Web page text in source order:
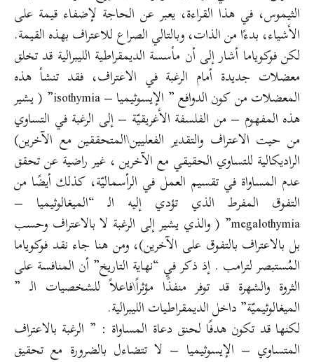
الثيموس، في هذا القراءة، يعبر عن الحاجة لإضفاء قيمة على
الأشياء، بدءًا من الذات، وبالتالي الصراع للاعتراف بهذه القيمة.
لكن فوكوياما أشار إلى أن مأسسة الديمقراطية الليبرالية قد تخلق
معضلات جديدة أمام الرغبة في الاعتراف، فقد تنشأ هذه
المعضلات من كون الدوافع ” الإيسوثيميا – isothymia” ( يشير
هذه المفهوم – من الفلسفة الأغريقيّة – إلى الرغبة في التساوي
من حيت الاعتراف والتقدير الفعليين\المتحققين مع الآخرين)
الراديكالية للتساوي الحقيقي مع الآخرين ، غير راضية عن تحقق
عدم المساواة في تقسيم العمل في الرأسماليّة، كذلك أيضًا من
التفوق المفرط الذي تؤدي إليه الـ “الميغالوثيميا –
megalothymia” ( والذي يشير إلى الرغبة لا بالاعتراف وحسب
بل بالاعتراف بالتفوق على الآخرين)، ومن هنا جاء نقد فوكوياما
المُستبصر لترامب . إذ ذكر في “نهاية التاريخ” أن المنافسة على
الثروة والشهرة قد توفر منفذًا مؤثراً\فاعلاً للشخصيات الـ ”
الميغالوثيميّة” داخل الديمقراطيات الليبرالية.
لكنها قد تكون هدفًا لحنق دعاة المساواة : ” الرغبة بالاعتراف
المتساوي – الإيسوثيميا – لا تتضاءل بالضرورة مع تحقيق